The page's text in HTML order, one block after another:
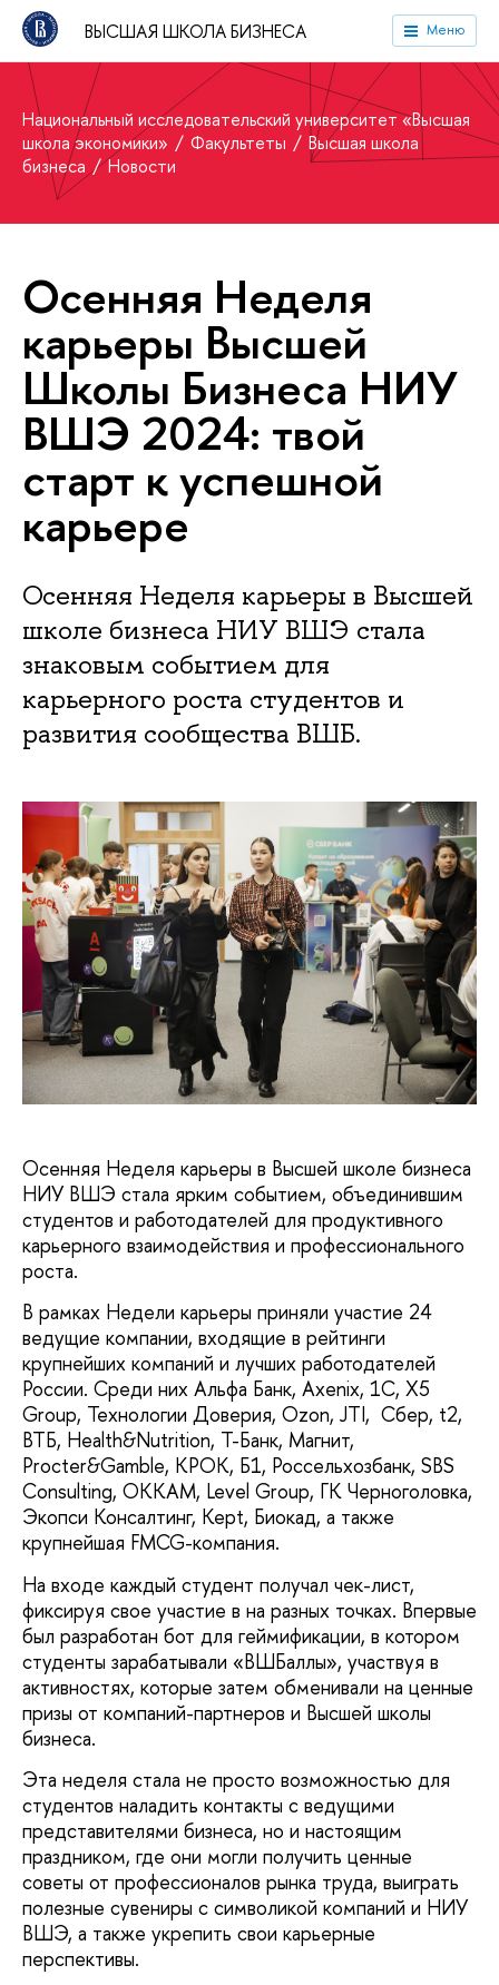
ВЫСШАЯ ШКОЛА БИЗНЕСА Меню
Национальный исследовательский университет «Высшая
школа экономики»
Факультеты
Высшая школа
бизнеса
Новости
Осенняя Неделя
карьеры Высшей
Школы Бизнеса НИУ
ВШЭ 2024: твой
старт к успешной
карьере
Осенняя Неделя карьеры в Высшей
школе бизнеса НИУ ВШЭ стала
знаковым событием для
карьерного роста студентов и
развития сообщества ВШБ.
Осенняя Неделя карьеры в Высшей школе бизнеса
НИУ ВШЭ стала ярким событием, объединившим
студентов и работодателей для продуктивного
карьерного взаимодействия и профессионального
роста.
В рамках Недели карьеры приняли участие 24
ведущие компании, входящие в рейтинги
крупнейших компаний и лучших работодателей
России. Среди них Альфа Банк, Axenix, 1С, X5
Group, Технологии Доверия, Ozon, JTI, Сбер, t2,
ВТБ, Health&Nutrition, T-Банк, Магнит,
Procter&Gamble, КРОК, Б1, Россельхозбанк, SBS
Consulting, OKKAM, Level Group, ГК Черноголовка,
Экопси Консалтинг, Kept, Биокад, а также
крупнейшая FMCG-компания.
На входе каждый студент получал чек-лист,
фиксируя свое участие в на разных точках. Впервые
был разработан бот для геймификации, в котором
студенты зарабатывали «ВШБаллы», участвуя в
активностях, которые затем обменивали на ценные
призы от компаний-партнеров и Высшей школы
бизнеса.
Эта неделя стала не просто возможностью для
студентов наладить контакты с ведущими
представителями бизнеса, но и настоящим
праздником, где они могли получить ценные
советы от профессионалов рынка труда, выиграть
полезные сувениры с символикой компаний и НИУ
ВШЭ, а также укрепить свои карьерные
перспективы.